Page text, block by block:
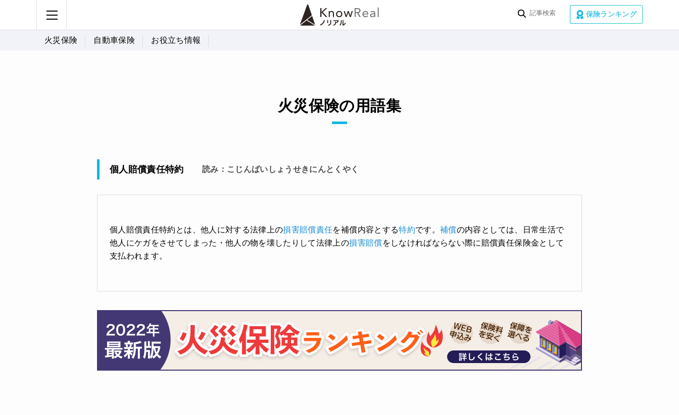
保険ランキング
火災保険 自動車保険 お役立ち情報
火災保険の用語集
個人賠償責任特約 読み：こじんばいしょうせきにんとくやく
個人賠償責任特約とは、他人に対する法律上の損害賠償責任を補償内容とする特約です。補償の内容としては、日常生活で
他人にケガをさせてしまった・他人の物を壊したりして法律上の損害賠償をしなければならない際に賠償責任保険金として
支払われます。